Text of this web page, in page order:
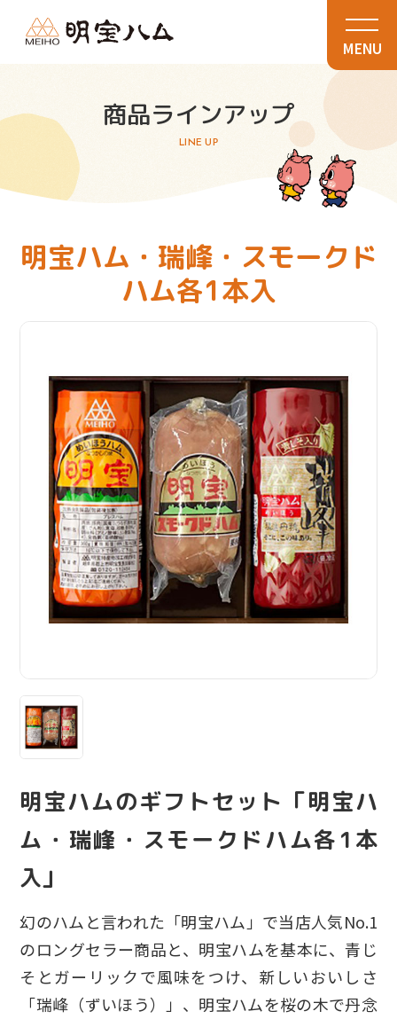
商品ラインアップ
LINE UP
明宝ハム・瑞峰・スモークド
ハム各1本入
明宝ハムのギフトセット「明宝ハ
ム・瑞峰・スモークドハム各1本
入」
幻のハムと言われた「明宝ハム」で当店人気No.1
のロングセラー商品と、明宝ハムを基本に、青じ
そとガーリックで風味をつけ、新しいおいしさ
「瑞峰（ずいほう）」、明宝ハムを桜の木で丹念
MENU